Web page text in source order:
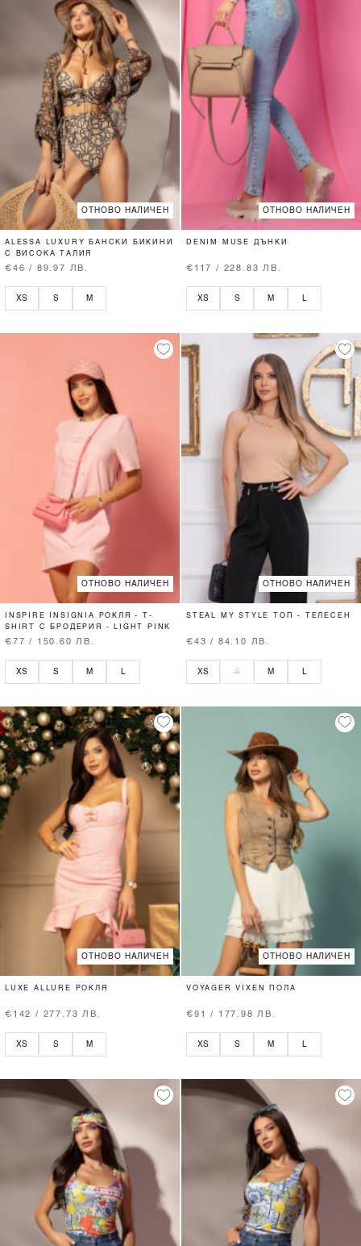
ОТНОВО НАЛИЧЕН
ALESSA LUXURY БАНСКИ БИКИНИ
С ВИСОКА ТАЛИЯ
€46 / 89.97 ЛВ.
XS S M
ОТНОВО НАЛИЧЕН
DENIM MUSE ДЪНКИ
€117 / 228.83 ЛВ.
XS S M L
ОТНОВО НАЛИЧЕН
INSPIRE INSIGNIA РОКЛЯ - T-
SHIRT С БРОДЕРИЯ - LIGHT PINK
€77 / 150.60 ЛВ.
XS S M
ОТНОВО НАЛИЧЕН
STEAL MY STYLE ТОП - ТЕЛЕСЕН
€43 / 84.10 ЛВ.
XS S M
ОТНОВО НАЛИЧЕН
LUXE ALLURE РОКЛЯ
€142 / 277.73 ЛВ.
XS S M
ОТНОВО НАЛИЧЕН
VOYAGER VIXEN ПОЛА
€91 / 177.98 ЛВ.
XS S M L